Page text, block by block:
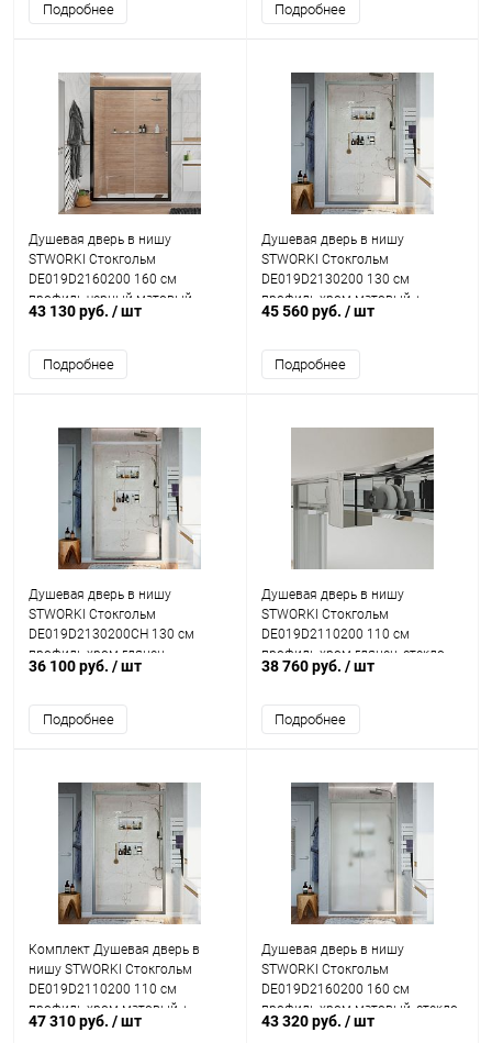
Подробнее Подробнее
Душевая дверь в нишу
STWORKI Стокгольм
DE019D2160200 160 см
профиль черный матовый
43 130 руб. / шт
Подробнее
Душевая дверь в нишу
STWORKI Стокгольм
DE019D2130200 130 см
профиль хром матовый +
Душевая стойка Lemark Tropic
45 560 руб. / шт
Подробнее
Душевая дверь в нишу
STWORKI Стокгольм
DE019D2130200CH 130 см
профиль хром глянец
36 100 руб. / шт
Подробнее
Душевая дверь в нишу
STWORKI Стокгольм
DE019D2110200 110 см
профиль хром глянец, стекло
матовое
38 760 руб. / шт
Подробнее
Комплект Душевая дверь в
нишу STWORKI Стокгольм
DE019D2110200 110 см
профиль хром матовый +
Душевая стойка AM.PM Tender
47 310 руб. / шт
Душевая дверь в нишу
STWORKI Стокгольм
DE019D2160200 160 см
профиль хром матовый, стекло
матовое
43 320 руб. / шт